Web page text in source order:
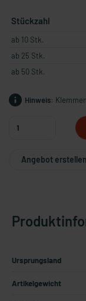
Stückzahl
ab 10 Stk.
ab 25 Stk.
ab 50 Stk.
Hinweis:
Angebot erstellen
Ursprungsland
Artikelgewicht